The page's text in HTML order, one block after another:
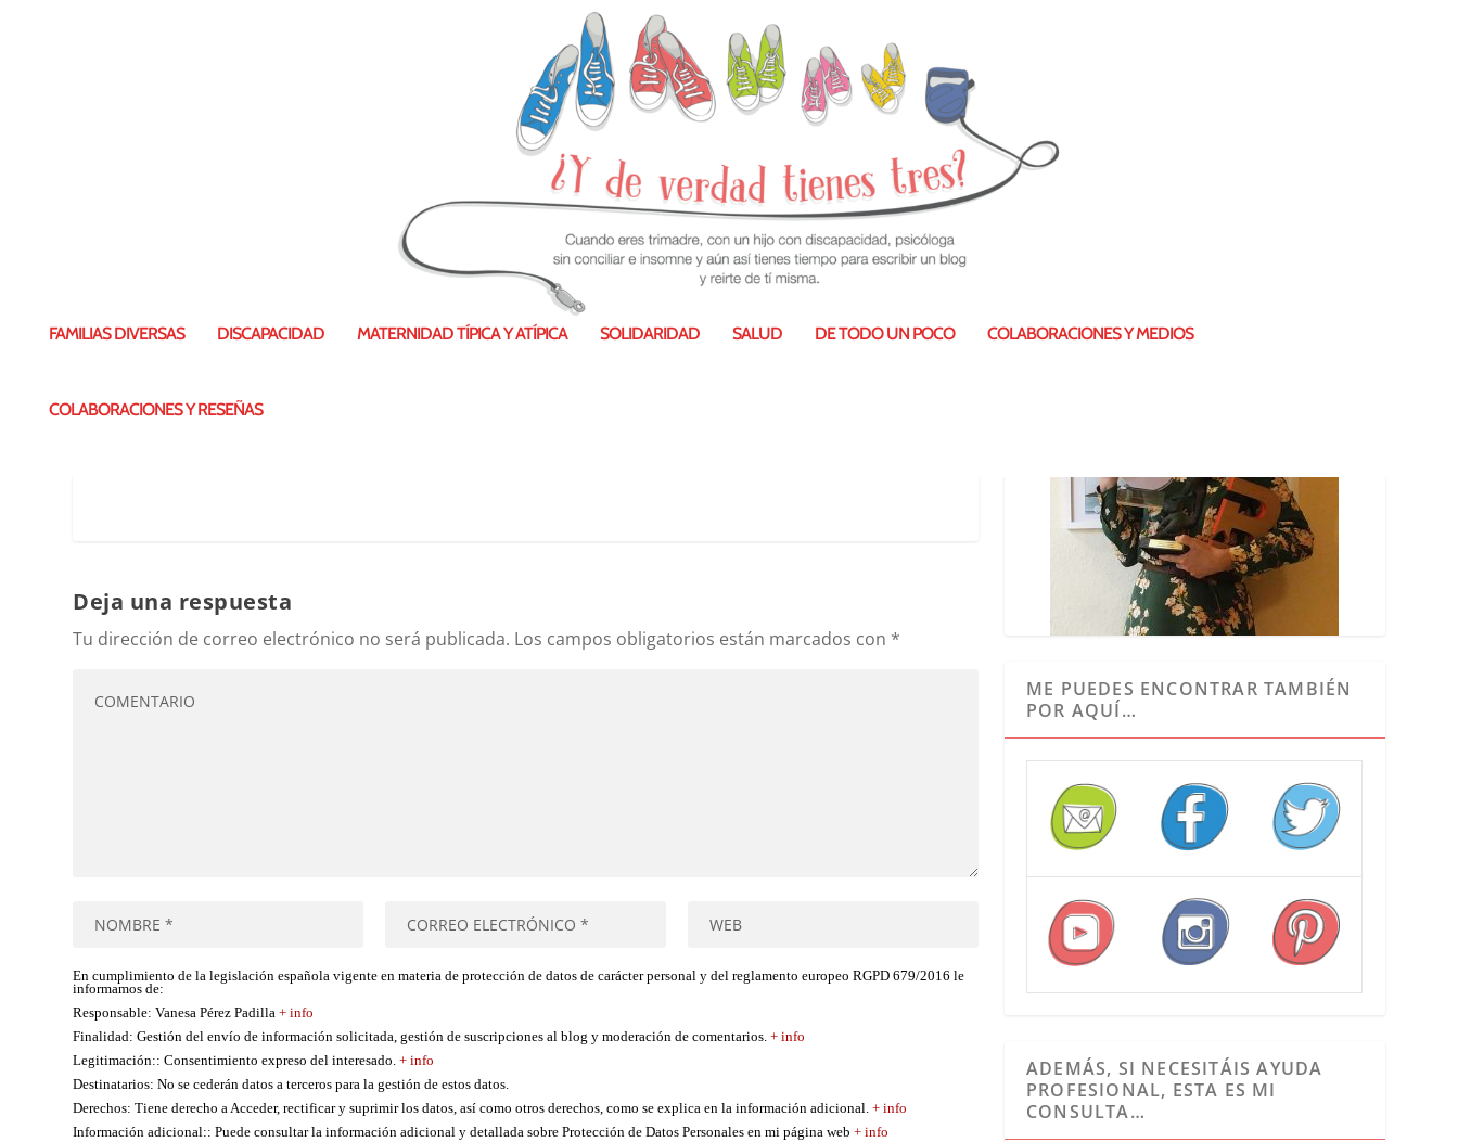
FAMILIAS DIVERSAS DISCAPACIDAD MATERNIDAD TÍPICA Y ATÍPICA SOLIDARIDAD SALUD DE TODO UN POCO COLABORACIONES Y MEDIOS
COLABORACIONES Y RESEÑAS
Deja una respuesta
Tu dirección de correo electrónico no será publicada. Los campos obligatorios están marcados con *
En cumplimiento de la legislación española vigente en materia de protección de datos de carácter personal y del reglamento europeo RGPD 679/2016 le
informamos de:
Responsable: Vanesa Pérez Padilla+ info
Finalidad: Gestión del envío de información solicitada, gestión de suscripciones al blog y moderación de comentarios.+ info
Legitimación:: Consentimiento expreso del interesado.+ info
Destinatarios: No se cederán datos a terceros para la gestión de estos datos.
Derechos: Tiene derecho a Acceder, rectificar y suprimir los datos, así como otros derechos, como se explica en la información adicional.+ info
Información adicional:: Puede consultar la información adicional y detallada sobre Protección de Datos Personales en mi página web+ info
ME PUEDES ENCONTRAR TAMBIÉN
POR AQUÍ…
ADEMÁS, SI NECESITÁIS AYUDA
PROFESIONAL, ESTA ES MI
CONSULTA…